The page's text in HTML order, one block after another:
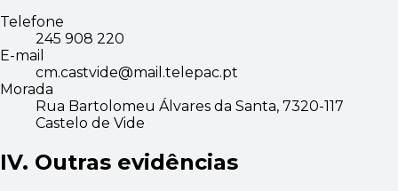
Telefone
245 908 220
E-mail
cm.castvide@mail.telepac.pt
Morada
Rua Bartolomeu Álvares da Santa, 7320-117
Castelo de Vide
IV. Outras evidências